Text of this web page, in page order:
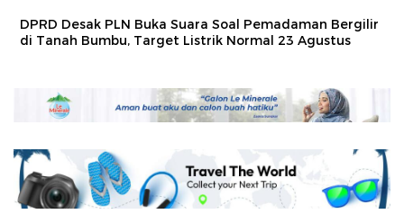
DPRD Desak PLN Buka Suara Soal Pemadaman Bergilir
di Tanah Bumbu, Target Listrik Normal 23 Agustus